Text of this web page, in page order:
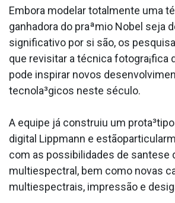
Embora modelar totalmente uma
ganhadora do praªmio Nobel seja
significativo por si são, os
que revisitar a técnica fotogra¡fica
pode inspirar novos
tecnola³gicos neste século.
A equipe já construiu um
digital Lippmann e
com as possibilidades de sa­ntese
multiespectral, bem como novas
multiespectrais, impressão e